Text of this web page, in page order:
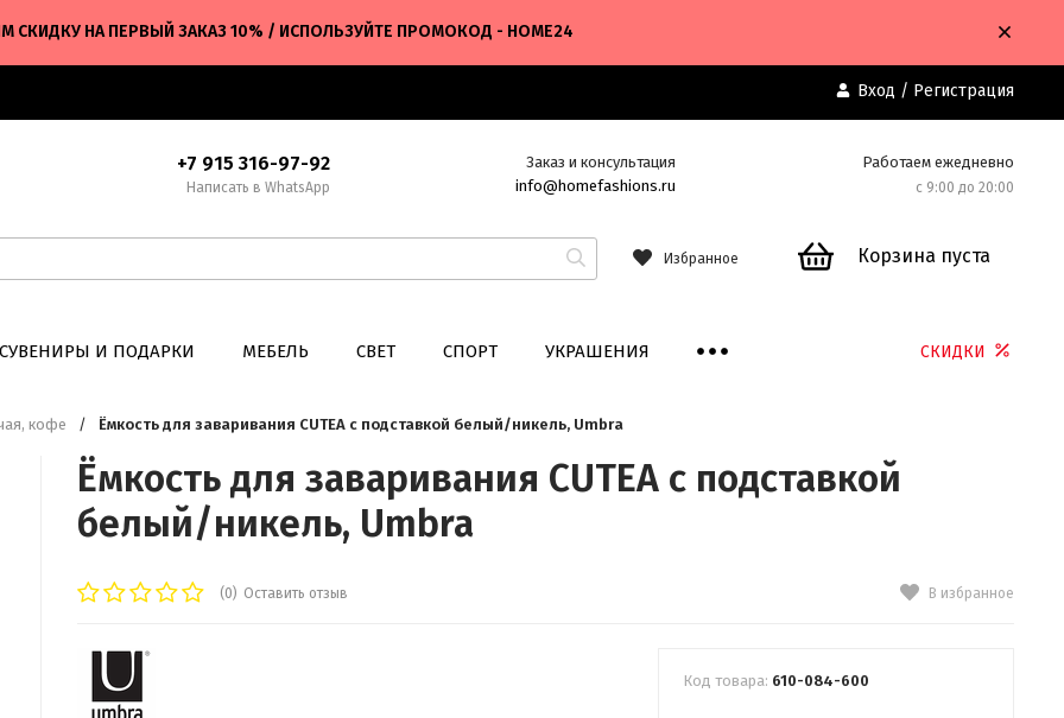
СКИДКУ НА ПЕРВЫЙ ЗАКАЗ 10% / ИСПОЛЬЗУЙТЕ ПРОМОКОД - HOME24
Вход / Регистрация
+7 915 316-97-92
Написать в WhatsApp
Заказ и консультация
info@homefashions.ru
Работаем ежедневно
с 9:00 до 20:00
Избранное Корзина пуста
СУВЕНИРЫ И ПОДАРКИ МЕБЕЛЬ СВЕТ СПОРТ УКРАШЕНИЯ СКИДКИ
кофе / Ёмкость для заваривания CUTEA с подставкой белый/никель, Umbra
Ёмкость для заваривания CUTEA с подставкой
белый/никель, Umbra
(0) Оставить отзыв В избранное
Код товара: 610-084-600